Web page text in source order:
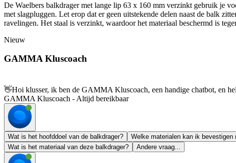
De Waelbers balkdrager met lange lip 63 x 160 mm verzinkt gebruik je
met slagpluggen. Let erop dat er geen uitstekende delen naast de balk
ravelingen. Het staal is verzinkt, waardoor het materiaal beschermd is
Nieuw
GAMMA Kluscoach
👋Hoi klusser, ik ben de GAMMA Kluscoach, een handige chatbot, en
GAMMA Kluscoach - Altijd bereikbaar
Wat is het hoofddoel van de balkdrager? Welke materialen kan ik bevestigen
Wat is het materiaal van deze balkdrager?
Andere vraag...